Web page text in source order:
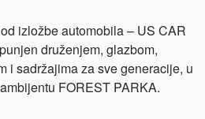
izložbe automobila – US CAR
druženjem, glazbom,
i sadržajima za sve generacije, u
FOREST PARKA.